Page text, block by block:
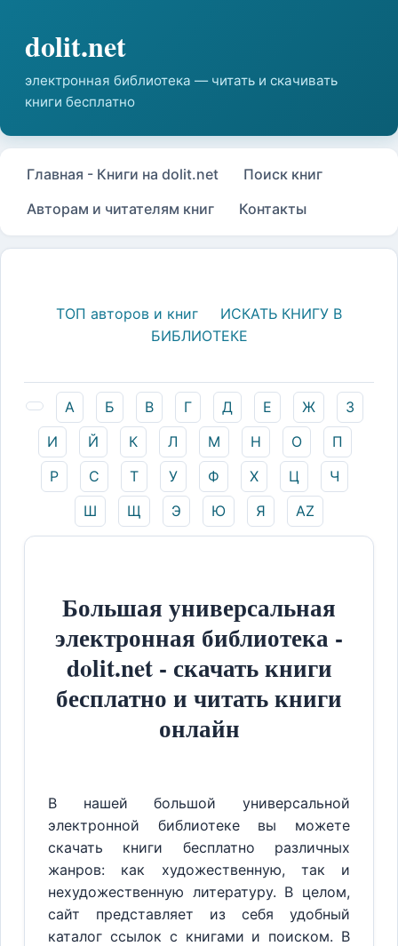
Главная - Книги на dolit.net
Поиск книг
Авторам и читателям книг
Контакты
ТОП авторов и книг
ИСКАТЬ КНИГУ В
БИБЛИОТЕКЕ
А Б В Г Д Е Ж
З
И
Й К Л М Н О
П
Р
С Т У Ф Х Ц
Ч
Ш
Щ Э Ю Я AZ
Большая универсальная
электронная библиотека -
dolit.net - скачать книги
бесплатно и читать книги
онлайн
В нашей большой универсальной
электронной библиотеке вы можете
скачать книги бесплатно различных
жанров: как художественную, так и
нехудожественную литературу. В целом,
сайт представляет из себя удобный
каталог ссылок с книгами и поиском. В